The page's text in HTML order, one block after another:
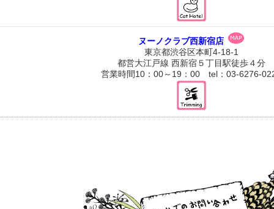
ヌーノクラブ西新宿店
東京都渋谷区本町4-18-1
都営大江戸線 西新宿５丁目駅徒歩４分
営業時間10：00～19：00 tel：03-6276-